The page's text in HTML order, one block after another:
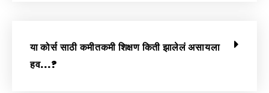
या कोर्स साठी कमीतकमी शिक्षण किती झालेलं असायला
हव...?